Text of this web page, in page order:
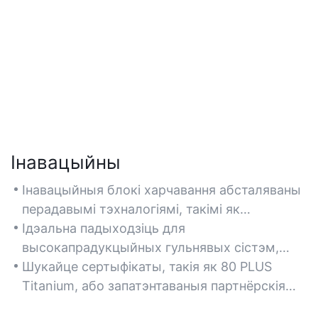
Інавацыйны
Інавацыйныя блокі харчавання абсталяваны
перадавымі тэхналогіямі, такімі як
аптымізацыя энергіі на аснове штучнага
інтэлекту і модульнае кіраванне кабелямі
для бесперашкоднай інтэграцыі ў сучасныя
зборкі ПК.
Ідэальна падыходзіць для
высокапрадукцыйных гульнявых сістэм,
рабочых станцый і кампактных сістэм ITX,
якія патрабуюць адаптыўных рашэнняў па
Шукайце сертыфікаты, такія як 80 PLUS
Titanium, або запатэнтаваныя партнёрскія